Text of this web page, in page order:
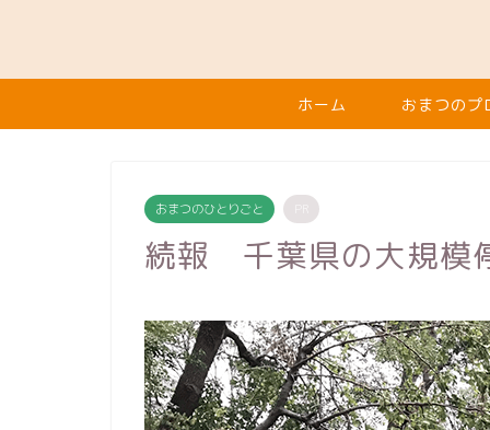
ホーム おまつのプ
おまつのひとりごと
続報 千葉県の大規模